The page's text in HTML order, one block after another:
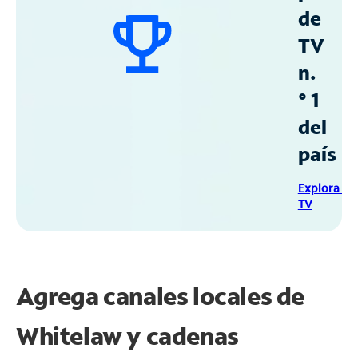
de
TV
n.
° 1
del
país
Explora
TV
Agrega canales locales de
Whitelaw y cadenas